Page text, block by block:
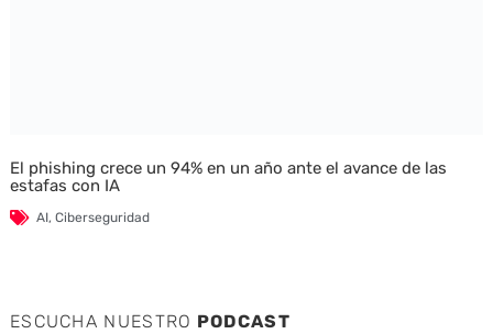
El phishing crece un 94% en un año ante el avance de las
estafas con IA
AI, Ciberseguridad
ESCUCHA NUESTRO PODCAST